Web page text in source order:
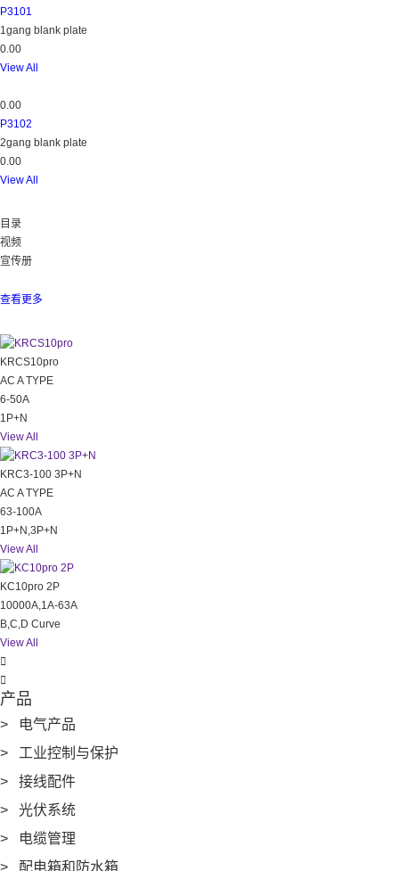
P3101
1gang blank plate
0.00
View All
0.00
P3102
2gang blank plate
0.00
View All
目录
视频
宣传册
查看更多
KRCS10pro
AC A TYPE
6-50A
1P+N
View All
KRC3-100 3P+N
AC A TYPE
63-100A
1P+N,3P+N
View All
KC10pro 2P
10000A,1A-63A
B,C,D Curve
View All


产品
> 电气产品
> 工业控制与保护
> 接线配件
> 光伏系统
> 电缆管理
> 配电箱和防水箱